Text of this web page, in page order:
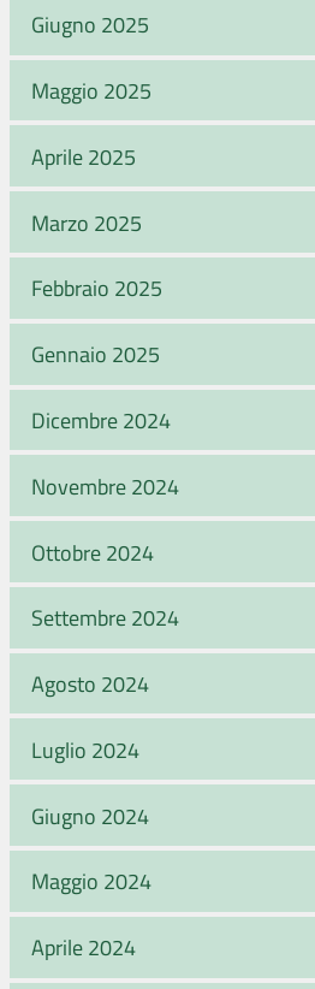
Giugno 2025
Maggio 2025
Aprile 2025
Marzo 2025
Febbraio 2025
Gennaio 2025
Dicembre 2024
Novembre 2024
Ottobre 2024
Settembre 2024
Agosto 2024
Luglio 2024
Giugno 2024
Maggio 2024
Aprile 2024